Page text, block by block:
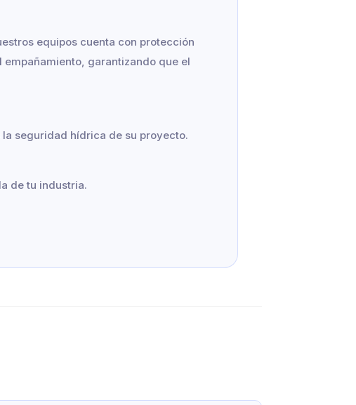
equipos cuenta con protección
garantizando que el
seguridad hídrica de su proyecto.
de tu industria.